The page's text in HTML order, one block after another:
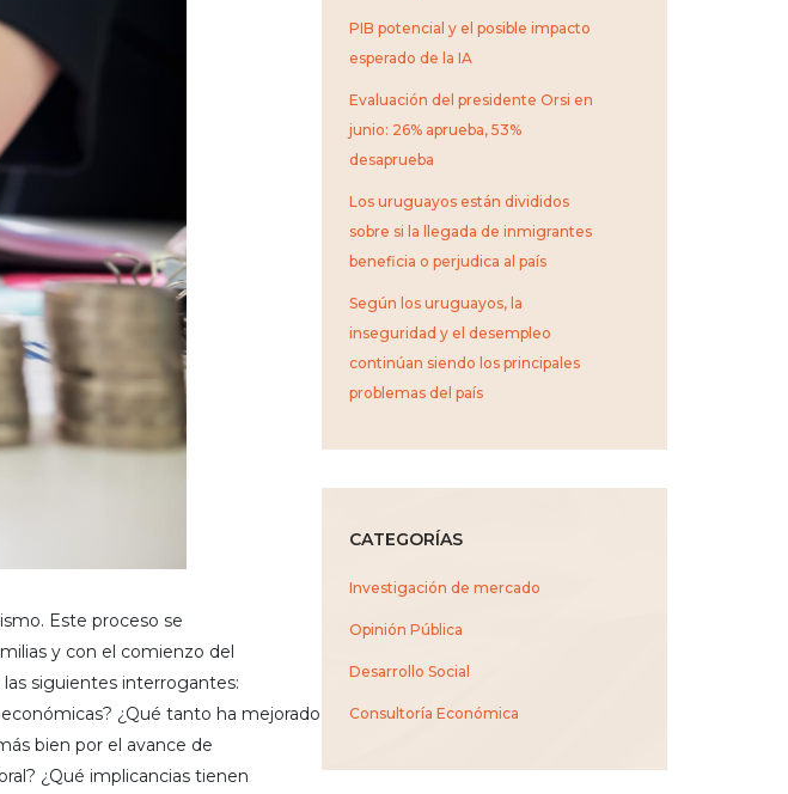
Este proceso se
y con el comienzo del
siguientes interrogantes:
¿Qué tanto ha mejorado
bien por el avance de
¿Qué implicancias tienen
PIB potencial y el posible impacto
esperado de la IA
Evaluación del presidente Orsi en
junio: 26% aprueba, 53%
desaprueba
Los uruguayos están divididos
sobre si la llegada de inmigrantes
beneficia o perjudica al país
Según los uruguayos, la
inseguridad y el desempleo
continúan siendo los principales
problemas del país
CATEGORÍAS
Investigación de mercado
Opinión Pública
Desarrollo Social
Consultoría Económica